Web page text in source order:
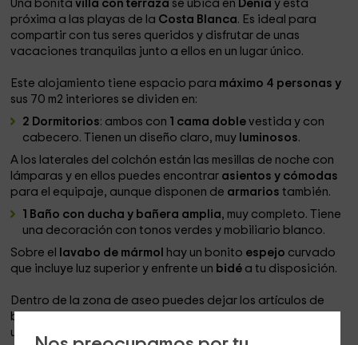
Una bonitavilla con terraza se ubica en Deniay está
próxima a las playas de la Costa Blanca. Es ideal para
compartir con tus seres queridos y disfrutar de unas
vacaciones tranquilas junto a ellos en un lugar único.
Este alojamiento tiene espacio para máximo 4 personas y
sus 70 m2 interiores se dividen en:
2 Dormitorios: ambos con 1 cama doblevestida y con
cabecero. Tienen un diseño claro, muy luminosos.
A los laterales del colchón están las mesillas de noche con
lámparas y en ellos puedes encontrar asientos y cómodas
para el equipaje, aunque disponen de armariostambién.
1 Baño con ducha y bañera amplia, muy completo. Tiene
una decoración con tonos verdes y mobiliario blanco.
Sobre el
lavabo de mármol hay un bonito espejo curvado
que incluye luz superior y enfrente un bidé a tu disposición.
Dentro de la zona de aseo puedes dejar los artículos de
baño en la
una